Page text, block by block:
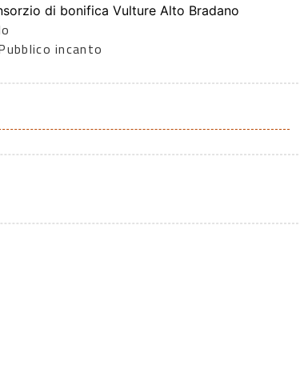
di bonifica Vulture Alto Bradano
incanto